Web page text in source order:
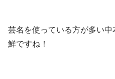
芸名を使っている方が多い
鮮ですね！